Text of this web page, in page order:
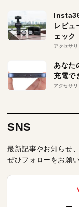
レビュ
ェック
アクセサリ
あなた
充電で
アクセサリ
SNS
最新記事やお知らせ
ぜひフォローをお願い